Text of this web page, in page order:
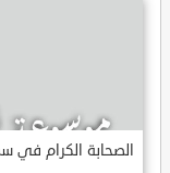
الصحابة الكرام في